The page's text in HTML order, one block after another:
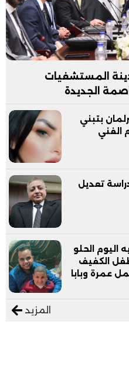
المستشفيات
الجديدة
بتبني
الفني
تعديل
اليوم الحلو
الكفيف
عمرة وبابا
المزيد